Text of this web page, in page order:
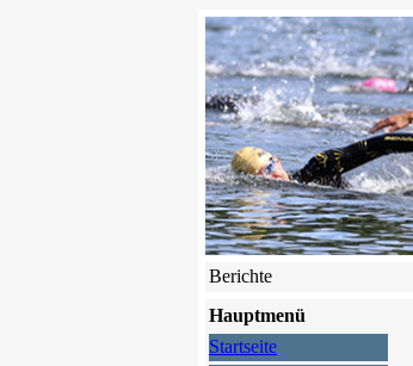
Berichte
Hauptmenü
Startseite